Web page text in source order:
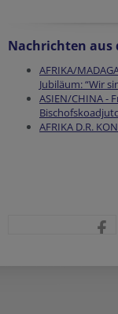
Nachrichten aus
AFRIKA/
Jubiläum: “Wir
ASIEN/CHINA -
AFRIKA D.R.